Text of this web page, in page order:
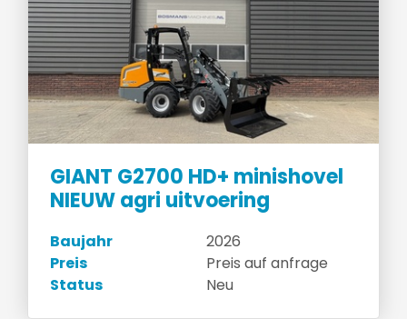
GIANT G2700 HD+ minishovel
NIEUW agri uitvoering
Baujahr
2026
Preis
Preis auf anfrage
Status
Neu